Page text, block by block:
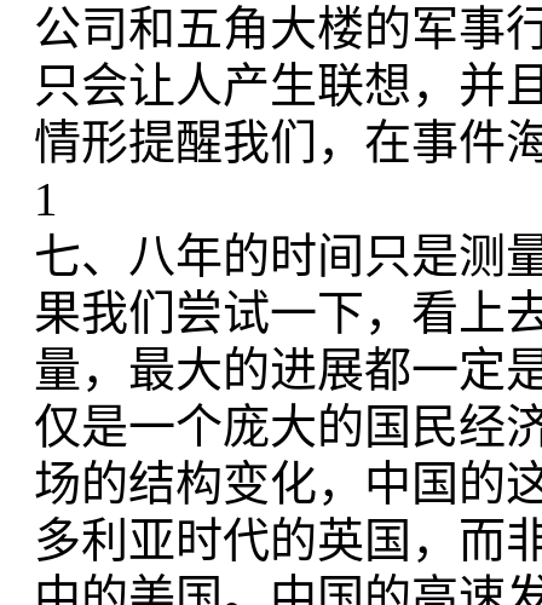
公司和五角大楼的军事
只会让人产生联想，并
情形提醒我们，在事件
1
七、八年的时间只是测
果我们尝试一下，看上
量，最大的进展都一定
仅是一个庞大的国民经
场的结构变化，中国的
多利亚时代的英国，而